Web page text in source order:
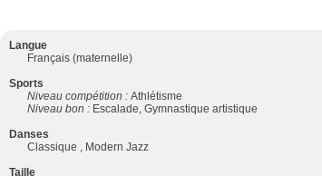
Langue
Français (maternelle)
Sports
Niveau compétition : Athlétisme
Niveau bon : Escalade, Gymnastique artistique
Danses
Classique , Modern Jazz
Taille